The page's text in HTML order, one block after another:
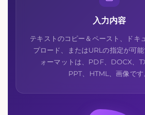
入力内容
テキストのコピー＆ペースト、ドキ
プロード、またはURLの指定が可
ォーマットは、PDF、DOCX、
PPT、HTML、画像です